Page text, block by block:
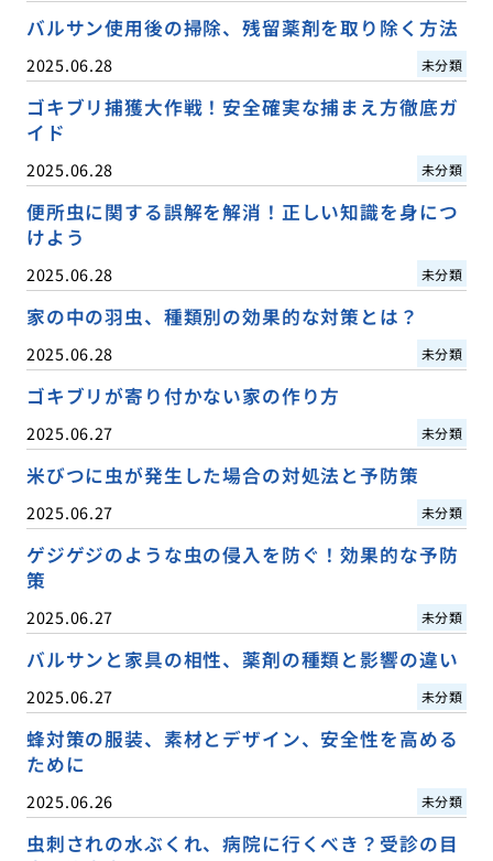
バルサン使用後の掃除、残留薬剤を取り除く方法
2025.06.28 未分類
ゴキブリ捕獲大作戦！安全確実な捕まえ方徹底ガ
イド
2025.06.28 未分類
便所虫に関する誤解を解消！正しい知識を身につ
けよう
2025.06.28 未分類
家の中の羽虫、種類別の効果的な対策とは？
2025.06.28 未分類
ゴキブリが寄り付かない家の作り方
2025.06.27 未分類
米びつに虫が発生した場合の対処法と予防策
2025.06.27 未分類
ゲジゲジのような虫の侵入を防ぐ！効果的な予防
策
2025.06.27 未分類
バルサンと家具の相性、薬剤の種類と影響の違い
2025.06.27 未分類
蜂対策の服装、素材とデザイン、安全性を高める
ために
2025.06.26 未分類
虫刺されの水ぶくれ、病院に行くべき？受診の目